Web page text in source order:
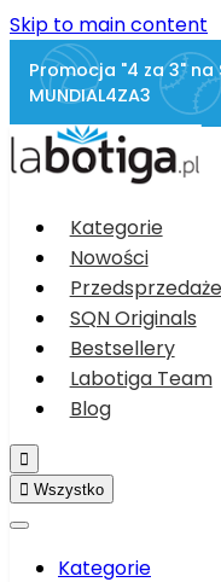
Skip to main content
Promocja "4 za 3" na
MUNDIAL4ZA3
Kategorie
Nowości
Przedsprzedaże
SQN Originals
Bestsellery
Labotiga Team
Blog

 Wszystko
Kategorie